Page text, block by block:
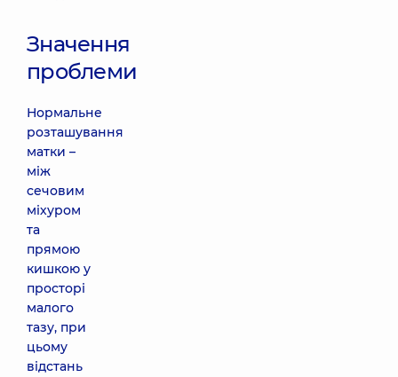
Значення
проблеми
Нормальне
розташування
матки –
між
сечовим
міхуром
та
прямою
кишкою у
просторі
малого
тазу, при
цьому
відстань